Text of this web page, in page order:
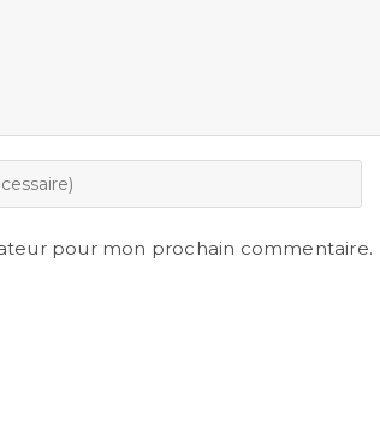
pour mon prochain commentaire.